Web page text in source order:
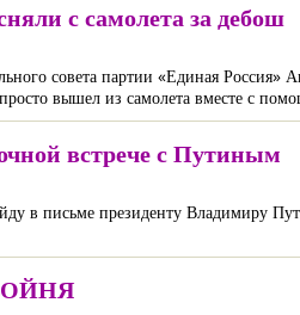
с самолета за дебош
совета партии «Единая
вышел из самолета вместе с
встрече с Путиным
в письме президенту Владимиру